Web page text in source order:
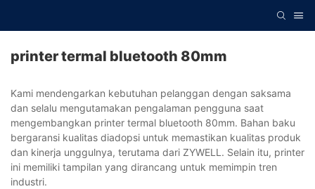
printer termal bluetooth 80mm
Kami mendengarkan kebutuhan pelanggan dengan saksama
dan selalu mengutamakan pengalaman pengguna saat
mengembangkan printer termal bluetooth 80mm. Bahan baku
bergaransi kualitas diadopsi untuk memastikan kualitas produk
dan kinerja unggulnya, terutama dari ZYWELL. Selain itu, printer
ini memiliki tampilan yang dirancang untuk memimpin tren
industri.